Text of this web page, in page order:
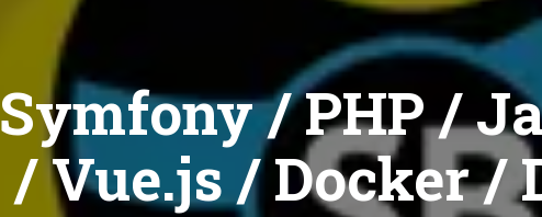
Symfony / PHP /
/ Vue.js / Docker /